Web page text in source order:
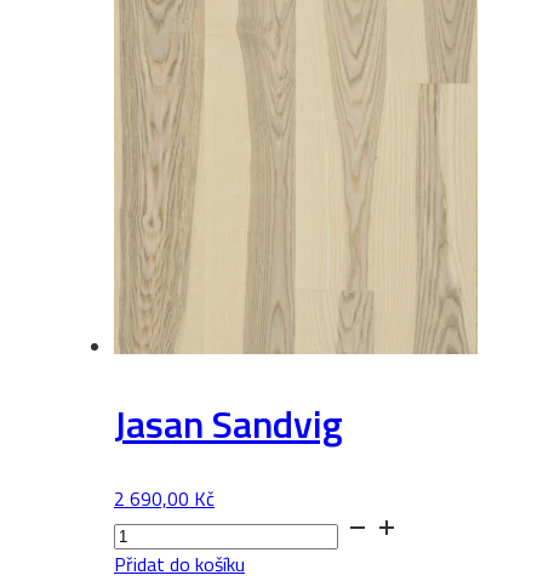
Jasan Sandvig
2 690,00 Kč
Jasan
Sandvig
Přidat do košíku